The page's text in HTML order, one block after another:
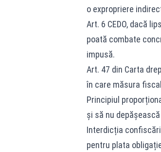
o expropriere
Art. 6 CEDO, dacă
poată combate
impusă.
Art. 47 din Carta
în care măsura
Principiul
și să nu
Interdicția
pentru plata